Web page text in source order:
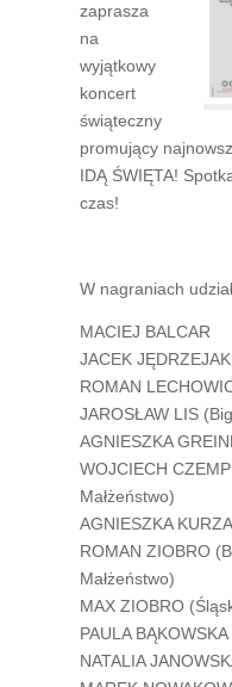
zaprasza
na
wyjątkowy
koncert
świąteczny
promujący
IDĄ ŚWIĘTA!
czas!
W nagraniach
MACIEJ BALCAR
JACEK
ROMAN
JAROSŁAW LIS
AGNIESZKA
WOJCIECH
Małżeństwo)
AGNIESZKA
ROMAN ZIOBRO
Małżeństwo)
MAX ZIOBRO
PAULA BĄKOWSKA
NATALIA